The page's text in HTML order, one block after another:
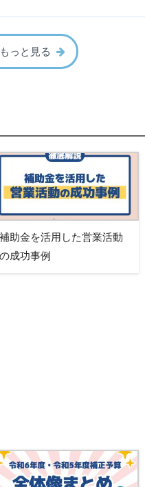
っと見る
補助金を活用した営業活動
の成功事例